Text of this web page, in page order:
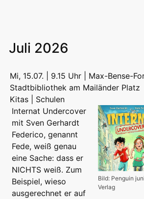
Juli 2026
Mi, 15.07. | 9.15 Uhr | Max-Bense-
Stadtbibliothek am Mailänder Platz
Kitas | Schulen
Bild: Penguin
Verlag
Internat Undercover
mit Sven Gerhardt
Federico, genannt
Fede, weiß genau
eine Sache: dass er
NICHTS weiß. Zum
Beispiel, wieso
ausgerechnet er auf